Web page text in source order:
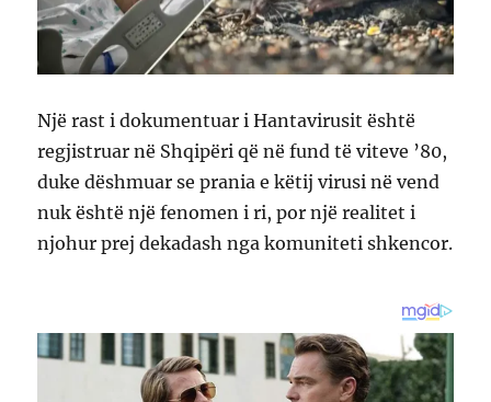
Një rast i dokumentuar i Hantavirusit është
regjistruar në Shqipëri që në fund të viteve ’80,
duke dëshmuar se prania e këtij virusi në vend
nuk është një fenomen i ri, por një realitet i
njohur prej dekadash nga komuniteti shkencor.